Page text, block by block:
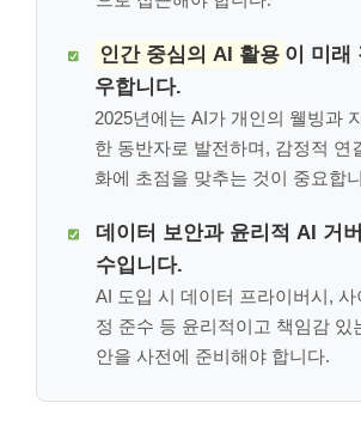
인간 중심의 AI 활용 이 미래
우합니다.
2025년에는 AI가 개인의 웰빙과
한 동반자로 발전하며, 감정적 연
화에 초점을 맞추는 것이 중요합
데이터 보안과 윤리적 AI 거
수입니다.
AI 도입 시 데이터 프라이버시, 사
정 준수 등 윤리적이고 책임감 있
안을 사전에 준비해야 합니다.